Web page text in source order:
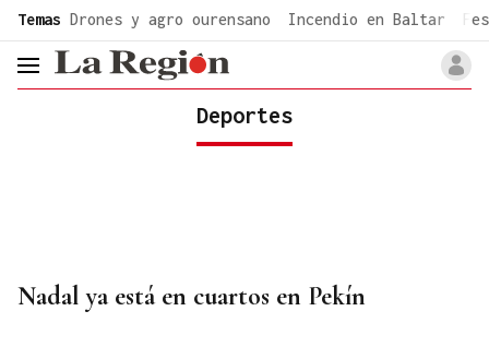
Temas Drones y agro ourensano Incendio en Baltar
header.menu.open
Deportes
Nadal ya está en cuartos en Pekín